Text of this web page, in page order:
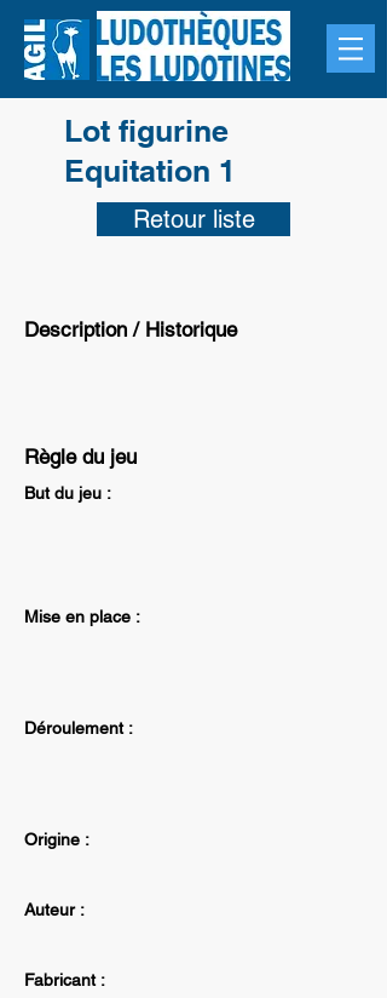
Lot figurine
Equitation 1
Retour liste
Description / Historique
Règle du jeu
But du jeu :
Mise en place :
Déroulement :
Origine :
Auteur :
Fabricant :